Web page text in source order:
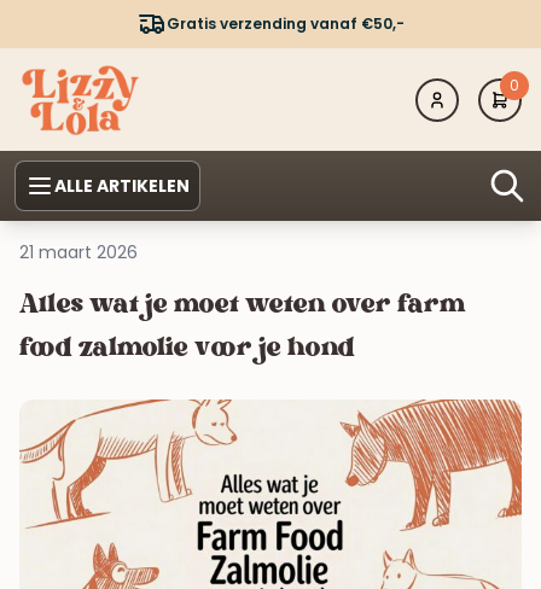
Gratis verzending vanaf €50,-
0
ALLE ARTIKELEN
21 maart 2026
Alles wat je moet weten over farm
food zalmolie voor je hond